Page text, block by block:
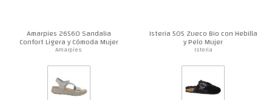
Amarpies 26560 Sandalia
Confort Ligera y Cómoda Mujer
Amarpies
Isteria 505 Zueco Bio con Hebilla
y Pelo Mujer
Isteria